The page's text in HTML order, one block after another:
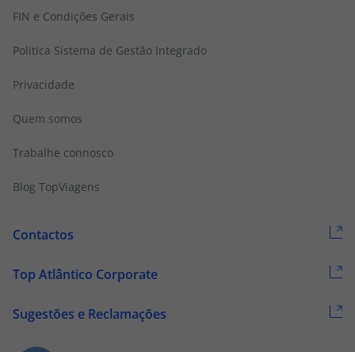
FIN e Condições Gerais
Politica Sistema de Gestão Integrado
Privacidade
Quem somos
Trabalhe connosco
Blog TopViagens
Contactos
Top Atlântico Corporate
Sugestões e Reclamações